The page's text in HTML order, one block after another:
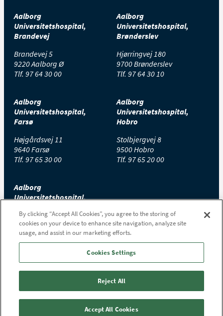
Aalborg
Universitetshospital,
Brandevej
Brandevej 5
9220 Aalborg Ø
Tlf. 97 64 30 00
Aalborg
Universitetshospital,
Brønderslev
Hjørringvej 180
9700 Brønderslev
Tlf. 97 64 30 10
Aalborg
Universitetshospital,
Farsø
Højgårdsvej 11
9640 Farsø
Tlf. 97 65 30 00
Aalborg
Universitetshospital,
Hobro
Stolbjergvej 8
9500 Hobro
Tlf. 97 65 20 00
Aalborg
Universitetshospital,
Højtoftevej 2
7700 Thisted
Tlf.97 65 00 00
By clicking “Accept All Cookies”, you agree to the storing of
cookies on your device to enhance site navigation, analyze site
usage, and assist in our marketing efforts.
Cookies Settings
Reject All
Accept All Cookies